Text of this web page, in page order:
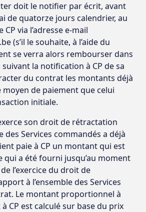
doit le notifier par écrit, avant
de quatorze jours calendrier, au
via l’adresse e-mail
(s’il le souhaite, à l’aide du
se verra alors rembourser dans
la notification à CP de sa
du contrat les montants déjà
moyen de paiement que celui
initiale.
son droit de rétractation
des Services commandés a déjà
paie à CP un montant qui est
a été fourni jusqu’au moment
l’exercice du droit de
à l’ensemble des Services
Le montant proportionnel à
CP est calculé sur base du prix